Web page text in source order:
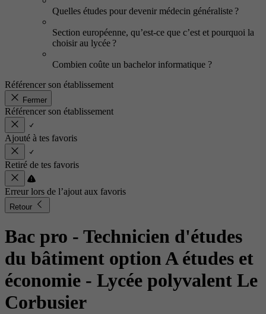
Quelles études pour devenir médecin généraliste ?
Section européenne, qu’est-ce que c’est et pourquoi la
choisir au lycée ?
Combien coûte un bachelor informatique ?
Référencer son établissement
Fermer
Référencer son établissement
Ajouté à tes favoris
Retiré de tes favoris
Erreur lors de l’ajout aux favoris
Retour
Bac pro - Technicien d'études
du bâtiment option A études et
économie - Lycée polyvalent Le
Corbusier